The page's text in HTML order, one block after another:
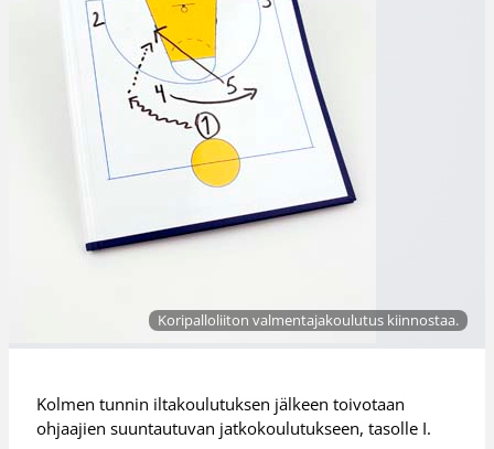
Koripalloliiton valmentajakoulutus kiinnostaa.
Kolmen tunnin iltakoulutuksen jälkeen toivotaan
ohjaajien suuntautuvan jatkokoulutukseen, tasolle I.